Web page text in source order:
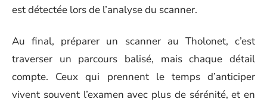
est détectée lors de l’analyse du scanner.
Au final, préparer un scanner au Tholonet, c’est
traverser un parcours balisé, mais chaque détail
compte. Ceux qui prennent le temps d’anticiper
vivent souvent l’examen avec plus de sérénité, et en